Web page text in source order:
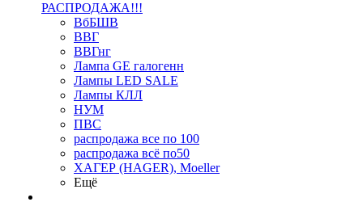
РАСПРОДАЖА!!!
ВбБШВ
ВВГ
ВВГнг
Лампа GE галогенн
Лампы LED SALE
Лампы КЛЛ
НУМ
ПВС
распродажа все по 100
распродажа всё по50
ХАГЕР (HAGER), Moeller
Ещё